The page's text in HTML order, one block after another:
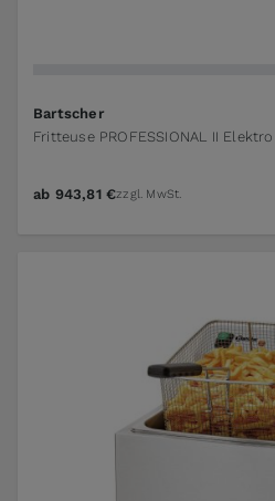
Bartscher
Fritteuse PROFESSIONAL II Elektro
ab 943,81 €zzgl. MwSt.